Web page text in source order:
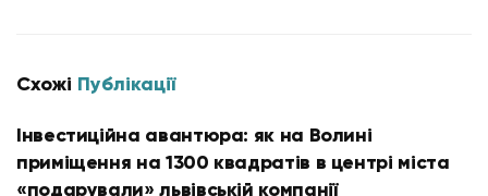
Схожі Публікації
Інвестиційна авантюра: як на Волині
приміщення на 1300 квадратів в центрі міста
«подарували» львівській компанії